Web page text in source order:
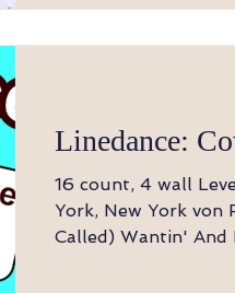
Linedance:
16 count, 4 wall
York, New York von
Called) Wantin' And